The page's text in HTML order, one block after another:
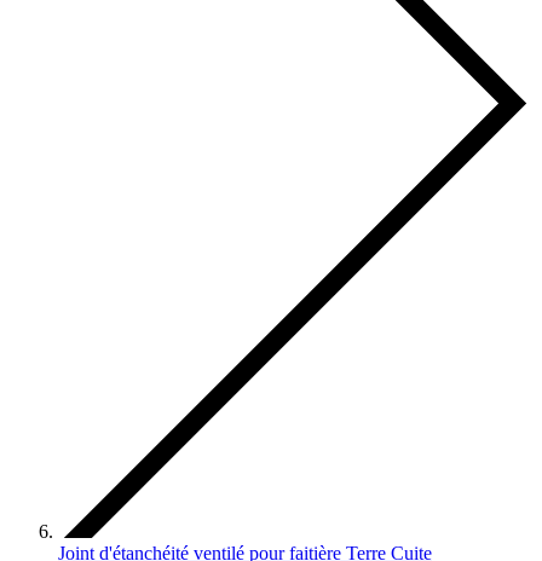
Joint d'étanchéité ventilé pour faitière Terre Cuite